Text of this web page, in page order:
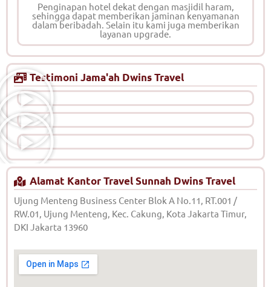
Penginapan hotel dekat dengan masjidil haram,
sehingga dapat memberikan jaminan kenyamanan
dalam beribadah. Selain itu kami juga memberikan
layanan upgrade.
Testimoni Jama'ah Dwins Travel
Alamat Kantor Travel Sunnah Dwins Travel
Ujung Menteng Business Center Blok A No.11, RT.001 /
RW.01, Ujung Menteng, Kec. Cakung, Kota Jakarta Timur,
DKI Jakarta 13960